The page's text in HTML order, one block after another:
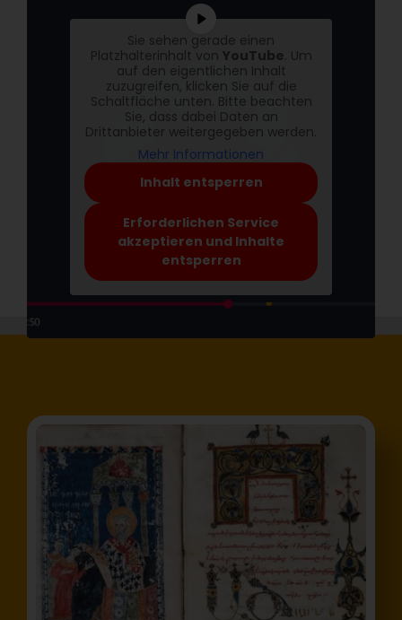
Sie sehen gerade einen
Platzhalterinhalt von YouTube . Um
auf den eigentlichen Inhalt
zuzugreifen, klicken Sie auf die
Schaltfläche unten. Bitte beachten
Sie, dass dabei Daten an
Drittanbieter weitergegeben werden.
Mehr Informationen
Inhalt entsperren
Erforderlichen Service
akzeptieren und Inhalte
entsperren